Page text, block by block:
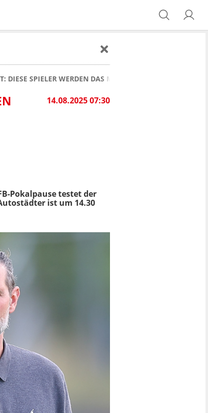
DIESE SPIELER WERDEN DAS MATCH WOHL VERPASSEN
14.08.2025 07:30
Pokalpause testet der
ist um 14.30